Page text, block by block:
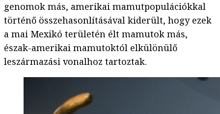
genomok más, amerikai mamutpopulációkkal
történő összehasonlításával kiderült, hogy ezek
a mai Mexikó területén élt mamutok más,
észak-amerikai mamutoktól elkülönülő
leszármazási vonalhoz tartoztak.